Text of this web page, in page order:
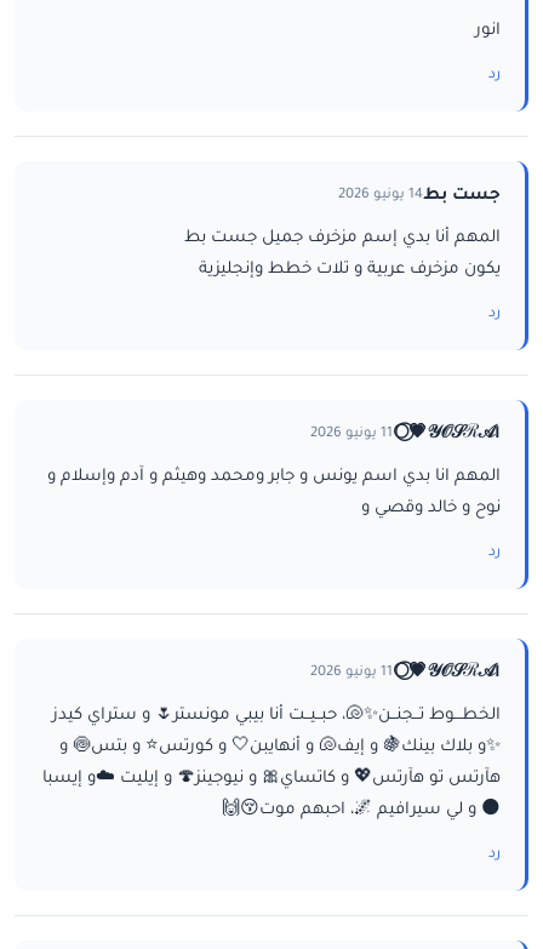
انور
رد
جست بط14 يونيو 2026
المهم أنا بدي إسم مزخرف جميل جست بط
يكون مزخرف عربية و تلات خطط وإنجليزية
رد
ا𝒴𝒪𝒮ℛ𝒜💗⃝🌕 11 يونيو 2026
المهم انا بدي اسم يونس و جابر ومحمد وهيثم و آدم وإسلام و
نوح و خالد وقصي و
رد
ا𝒴𝒪𝒮ℛ𝒜💗⃝🌕 11 يونيو 2026
الخطـــوط تــجنــن✨🐚، حبــيــت أنا بيبي مونستر🌷 و ستراي كيدز
✨و بلاك بينك🍇 و إيف🐚 و أنهايبن🤍 و كورتس⭐ و بتس🍥 و
هآرتس تو هآرتس💖 و كاتساي🎀 و نيوجينز🍄 و إيليت ☁️و إيسبا
🌑 و لي سيرافيم 🌌، احبهم موت😚🙌
رد